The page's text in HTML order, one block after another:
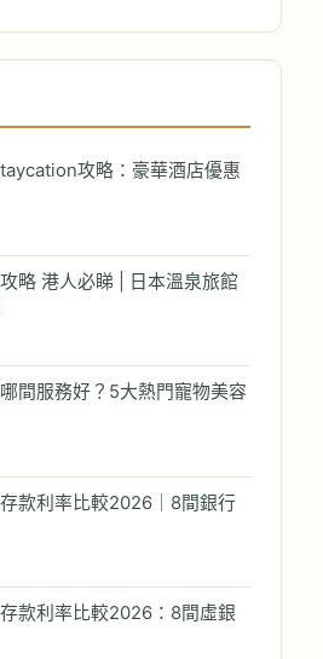
攻略：豪華酒店優惠
略 港人必睇 | 日本溫泉旅館
間服務好？5大熱門寵物美容
款利率比較2026｜8間銀行
款利率比較2026：8間虛銀